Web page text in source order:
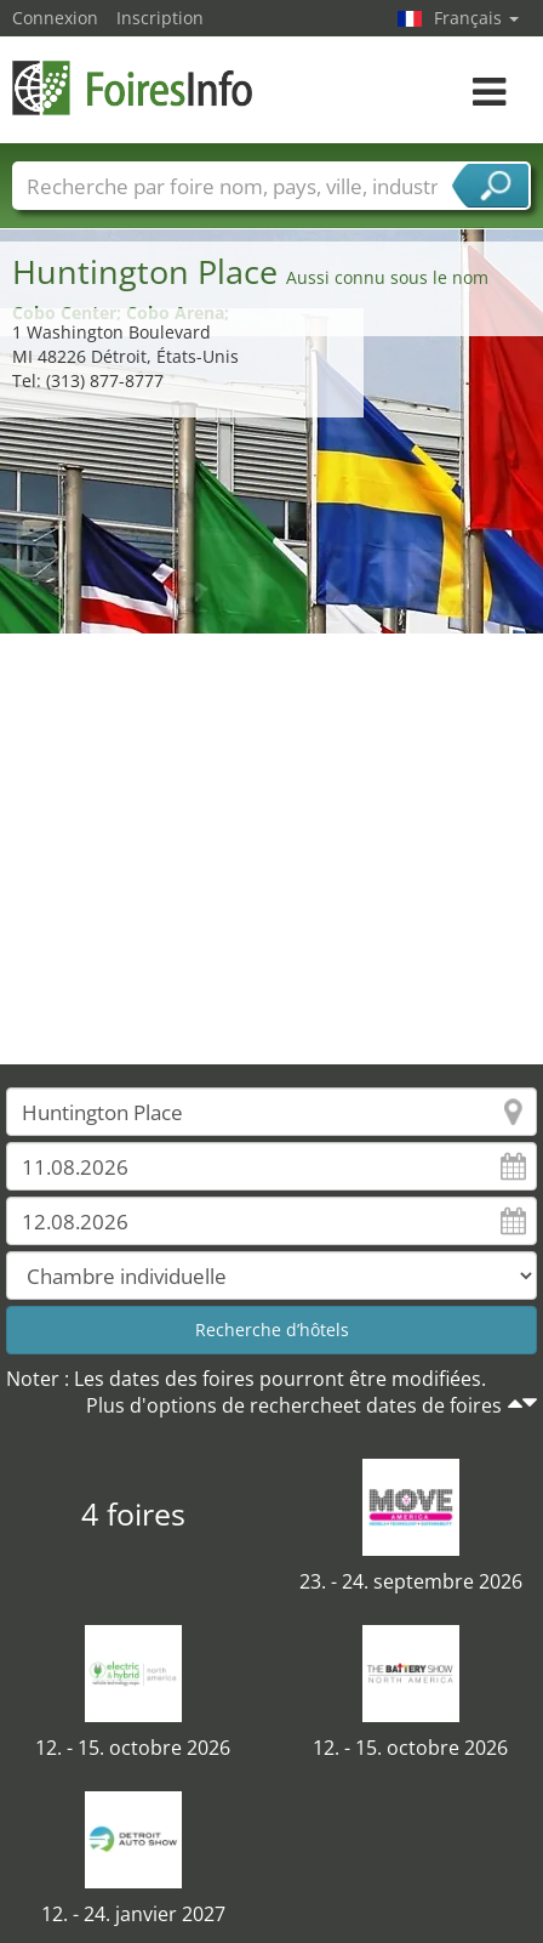
Huntington Place Aussi connu sous le nom
Cobo Center; Cobo Arena;
1 Washington Boulevard
MI 48226 Détroit, États-Unis
Tel: (313) 877-8777
Noter : Les dates des foires pourront être modifiées.
Plus d'options de rechercheet dates de foires
4 foires
23. - 24. septembre 2026
12. - 15. octobre 2026 12. - 15. octobre 2026
12. - 24. janvier 2027
Connexion Inscription Français
Toggle
Foire noms Pays Villes
Secteurs de foire
Secteurs du fournisseur de services